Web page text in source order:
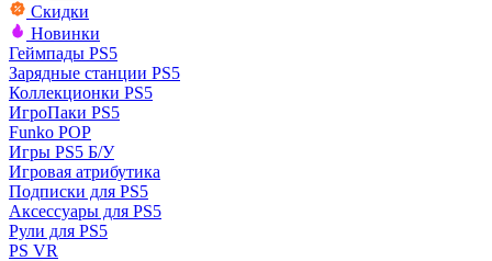
Скидки
Новинки
Геймпады PS5
Зарядные станции PS5
Коллекционки PS5
ИгроПаки PS5
Funko POP
Игры PS5 Б/У
Игровая атрибутика
Подписки для PS5
Аксессуары для PS5
Рули для PS5
PS VR